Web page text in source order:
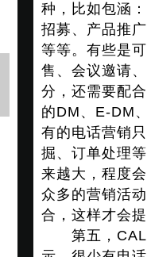
种，比如包涵
招募、产品推
等等。有些是
售、会议邀请
分，还需要配
的DM、E-DM
有的电话营销
掘、订单处理
来越大，程度
众多的营销活
合，这样才会
第五，CALL